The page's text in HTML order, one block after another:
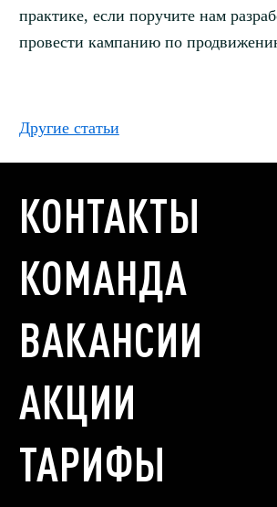
практике, если поручите нам
провести кампанию по
Другие статьи
КОНТАКТЫ
КОМАНДА
ВАКАНСИИ
АКЦИИ
ТАРИФЫ